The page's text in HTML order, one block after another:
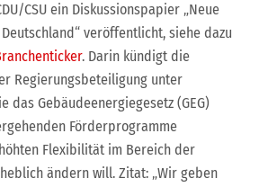
CSU ein Diskussionspapier „Neue
veröffentlicht, siehe dazu
. Darin kündigt die
Regierungsbeteiligung unter
das Gebäudeenergiegesetz (GEG)
Förderprogramme
Flexibilität im Bereich der
ändern will. Zitat: „Wir geben